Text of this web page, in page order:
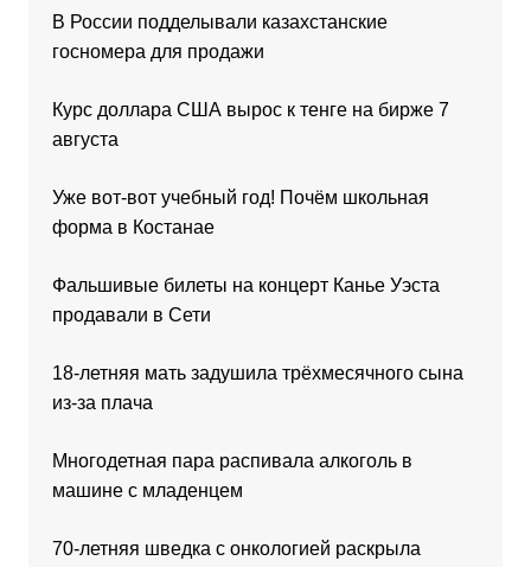
В России подделывали казахстанские
госномера для продажи
Курс доллара США вырос к тенге на бирже 7
августа
Уже вот-вот учебный год! Почём школьная
форма в Костанае
Фальшивые билеты на концерт Канье Уэста
продавали в Сети
18-летняя мать задушила трёхмесячного сына
из-за плача
Многодетная пара распивала алкоголь в
машине с младенцем
70-летняя шведка с онкологией раскрыла